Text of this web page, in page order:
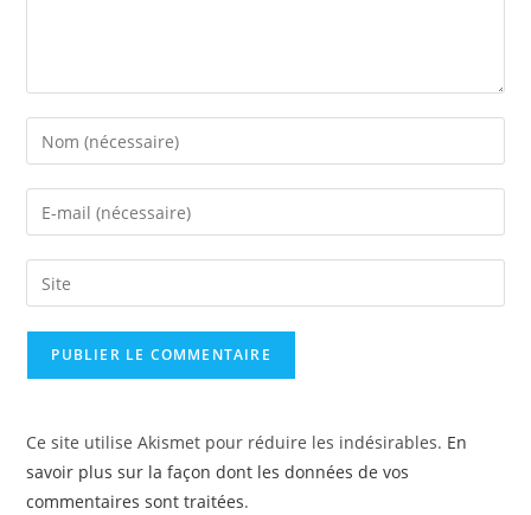
Ce site utilise Akismet pour réduire les indésirables. En
savoir plus sur la façon dont les données de vos
commentaires sont traitées.